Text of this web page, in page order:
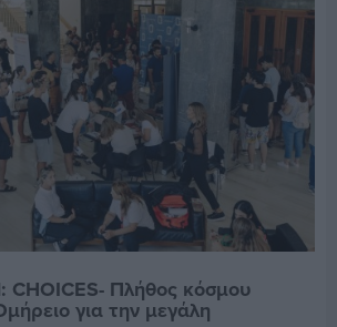
CHOICES- Πλήθος κόσμου
για την μεγάλη